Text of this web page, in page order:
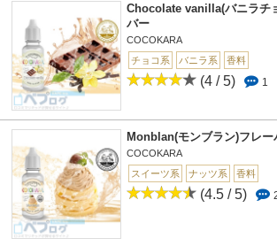
Chocolate vanilla(バニラチ
バー
COCOKARA
チョコ系
バニラ系 香料
(4 / 5) 1
Monblan(モンブラン)フレー
COCOKARA
スイーツ系
ナッツ系 香料
(4.5 / 5)